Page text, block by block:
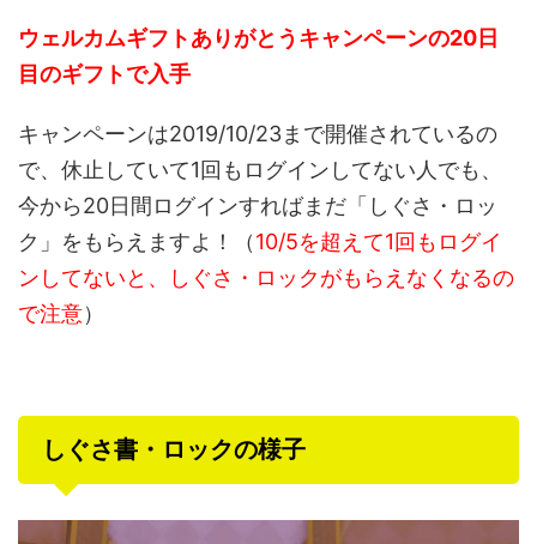
ウェルカムギフトありがとうキャンペーンの20日
目のギフトで入手
キャンペーンは2019/10/23まで開催されているの
で、休止していて1回もログインしてない人でも、
今から20日間ログインすればまだ「しぐさ・ロッ
ク」をもらえますよ！（10/5を超えて1回もログイ
ンしてないと、しぐさ・ロックがもらえなくなるの
で注意）
しぐさ書・ロックの様子